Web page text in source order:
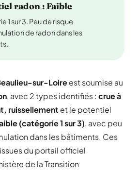
radon : Faible
1 sur 3. Peu de risque
de radon dans les
sur-Loireest soumise au
, avec 2 types identifiés : crue à
ruissellement et le potentiel
(catégorie 1 sur 3), avec peu
dans les bâtiments. Ces
du portail officiel
de la Transition